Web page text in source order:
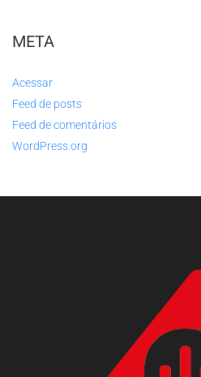
META
Acessar
Feed de posts
Feed de comentários
WordPress.org